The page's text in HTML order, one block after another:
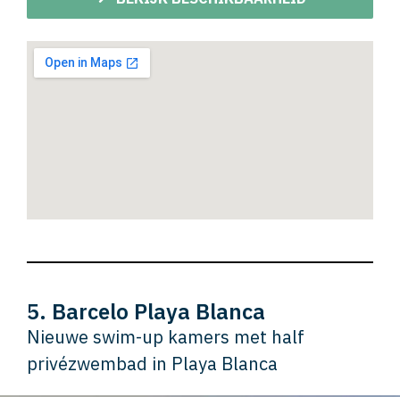
5. Barcelo Playa Blanca
Nieuwe swim-up kamers met half
privézwembad in Playa Blanca